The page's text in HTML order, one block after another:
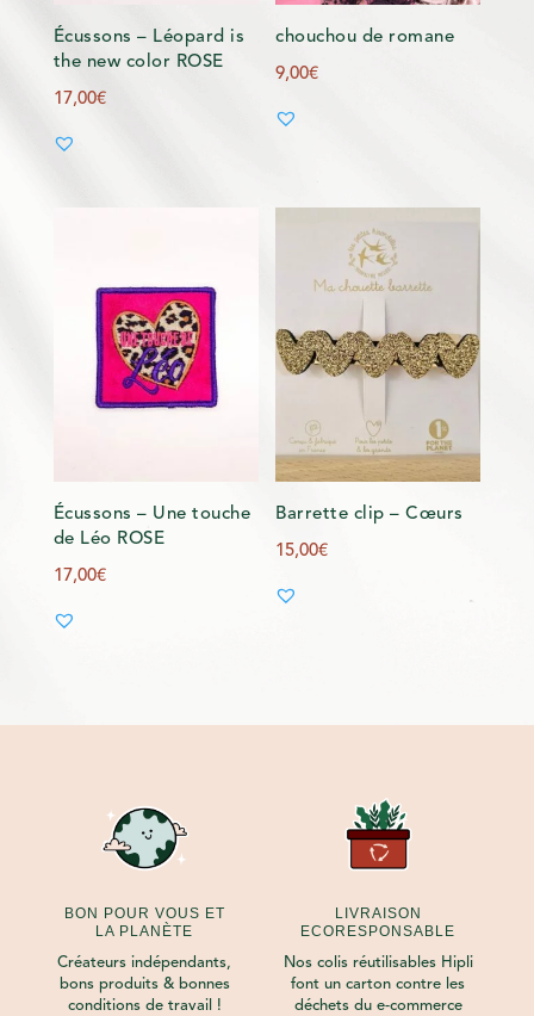
Écussons – Léopard is
the new color ROSE
17,00€
chouchou de romane
9,00€
Écussons – Une touche
de Léo ROSE
17,00€
Barrette clip – Cœurs
15,00€
BON POUR VOUS ET
LA PLANÈTE
Créateurs indépendants,
bons produits & bonnes
conditions de travail !
LIVRAISON
ECORESPONSABLE
Nos colis réutilisables Hipli
font un carton contre les
déchets du e-commerce